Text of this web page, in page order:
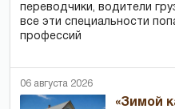
переводчики, водители
все эти специальности
профессий
06 августа 2026
«Зимой